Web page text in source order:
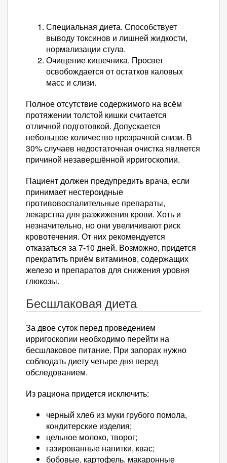
Специальная диета. Способствует
выводу токсинов и лишней жидкости,
нормализации стула.
Очищение кишечника. Просвет
освобождается от остатков каловых
масс и слизи.
Полное отсутствие содержимого на всём
протяжении толстой кишки считается
отличной подготовкой. Допускается
небольшое количество прозрачной слизи. В
30% случаев недостаточная очистка является
причиной незавершённой ирригоскопии.
Пациент должен предупредить врача, если
принимает нестероидные
противовоспалительные препараты,
лекарства для разжижения крови. Хоть и
незначительно, но они увеличивают риск
кровотечения. От них рекомендуется
отказаться за 7-10 дней. Возможно, придется
прекратить приём витаминов, содержащих
железо и препаратов для снижения уровня
глюкозы.
Бесшлаковая диета
За двое суток перед проведением
ирригоскопии необходимо перейти на
бесшлаковое питание. При запорах нужно
соблюдать диету четыре дня перед
обследованием.
Из рациона придется исключить:
черный хлеб из муки грубого помола,
кондитерские изделия;
цельное молоко, творог;
газированные напитки, квас;
бобовые, картофель, макаронные